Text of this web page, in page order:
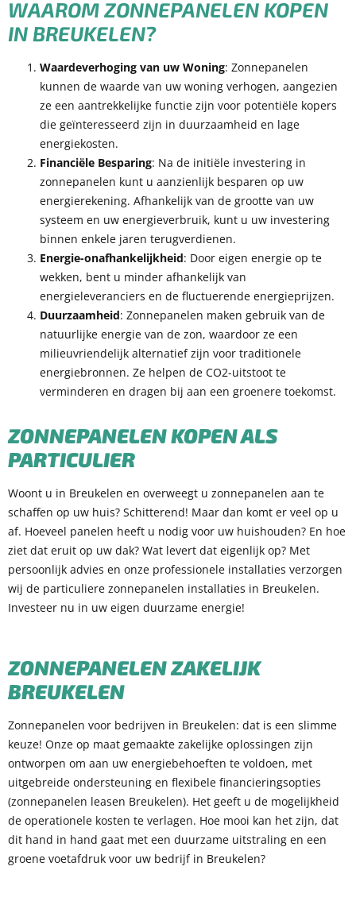
WAAROM ZONNEPANELEN KOPEN
IN BREUKELEN?
Waardeverhoging van uw Woning: Zonnepanelen
kunnen de waarde van uw woning verhogen, aangezien
ze een aantrekkelijke functie zijn voor potentiële kopers
die geïnteresseerd zijn in duurzaamheid en lage
energiekosten.
Financiële Besparing: Na de initiële investering in
zonnepanelen kunt u aanzienlijk besparen op uw
energierekening. Afhankelijk van de grootte van uw
systeem en uw energieverbruik, kunt u uw investering
binnen enkele jaren terugverdienen.
Energie-onafhankelijkheid: Door eigen energie op te
wekken, bent u minder afhankelijk van
energieleveranciers en de fluctuerende energieprijzen.
Duurzaamheid: Zonnepanelen maken gebruik van de
natuurlijke energie van de zon, waardoor ze een
milieuvriendelijk alternatief zijn voor traditionele
energiebronnen. Ze helpen de CO2-uitstoot te
verminderen en dragen bij aan een groenere toekomst.
ZONNEPANELEN KOPEN ALS
PARTICULIER
Woont u in Breukelen en overweegt u zonnepanelen aan te
schaffen op uw huis? Schitterend! Maar dan komt er veel op u
af. Hoeveel panelen heeft u nodig voor uw huishouden? En hoe
ziet dat eruit op uw dak? Wat levert dat eigenlijk op? Met
persoonlijk advies en onze professionele installaties verzorgen
wij de particuliere zonnepanelen installaties in Breukelen.
Investeer nu in uw eigen duurzame energie!
ZONNEPANELEN ZAKELIJK
BREUKELEN
Zonnepanelen voor bedrijven in Breukelen: dat is een slimme
keuze! Onze op maat gemaakte zakelijke oplossingen zijn
ontworpen om aan uw energiebehoeften te voldoen, met
uitgebreide ondersteuning en flexibele financieringsopties
(zonnepanelen leasen Breukelen). Het geeft u de mogelijkheid
de operationele kosten te verlagen. Hoe mooi kan het zijn, dat
dit hand in hand gaat met een duurzame uitstraling en een
groene voetafdruk voor uw bedrijf in Breukelen?